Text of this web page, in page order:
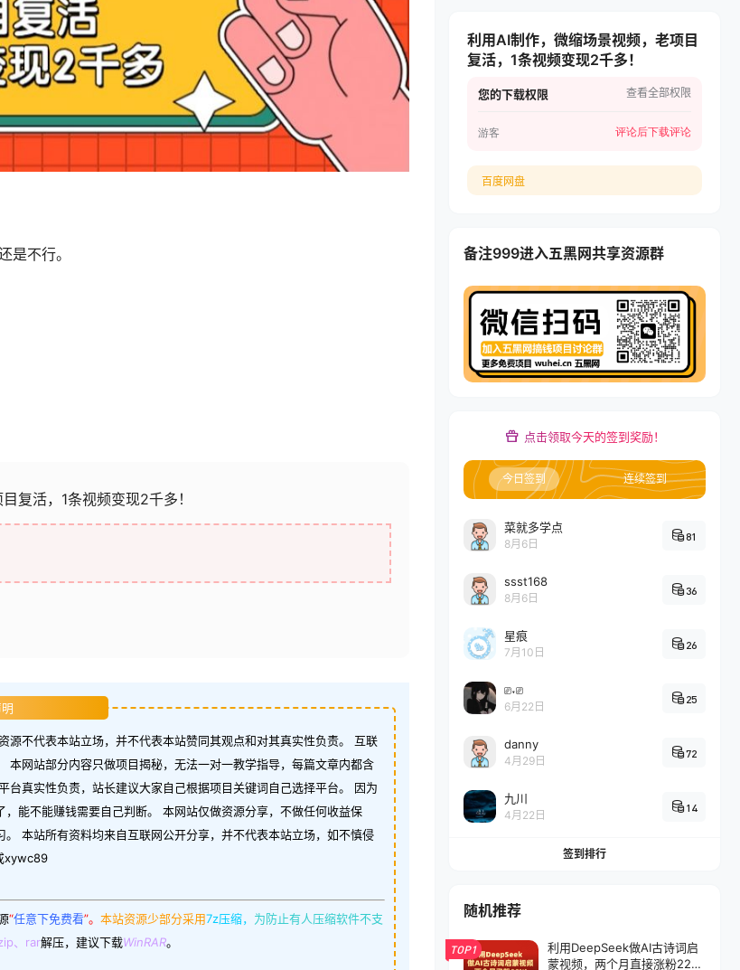
是不行。
复活，1条视频变现2千多！
不代表本站立场，并不代表本站赞同其观点和对其真实性负责。 互联
网站部分内容只做项目揭秘，无法一对一教学指导，每篇文章内都含
真实性负责，站长建议大家自己根据项目关键词自己选择平台。 因为
能不能赚钱需要自己判断。 本网站仅做资源分享，不做任何收益保
本站所有资料均来自互联网公开分享，并不代表本站立场，如不慎侵
xywc89
“任意下免费看”。 本站资源少部分采用7z压缩， 为防止有人压缩软件不支
、rar解压，建议下载WinRAR。
利用AI制作，微缩场景视频，老项目
复活，1条视频变现2千多！
您的下载权限 查看全部权限
游客 评论后下载评论
百度网盘
备注999进入五黑网共享资源群
点击领取今天的签到奖励！
今日签到 连续签到
菜就多学点
8月6日
81
ssst168
8月6日
36
星痕
7月10日
26
⎚˕⎚
6月22日
25
danny
4月29日
72
九川
4月22日
14
签到排行
随机推荐
TOP1
利用DeepSeek做AI古诗词启
蒙视频，两个月直接涨粉22